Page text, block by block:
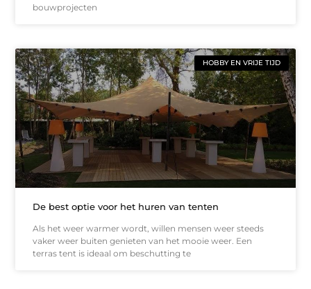
bouwprojecten
HOBBY EN VRIJE TIJD
De best optie voor het huren van tenten
Als het weer warmer wordt, willen mensen weer steeds
vaker weer buiten genieten van het mooie weer. Een
terras tent is ideaal om beschutting te